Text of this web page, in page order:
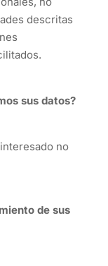
descritas
sus datos?
no
de sus